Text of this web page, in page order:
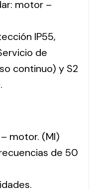
motor –
IP55,
de
continuo) y S2
motor. (MI)
de 50